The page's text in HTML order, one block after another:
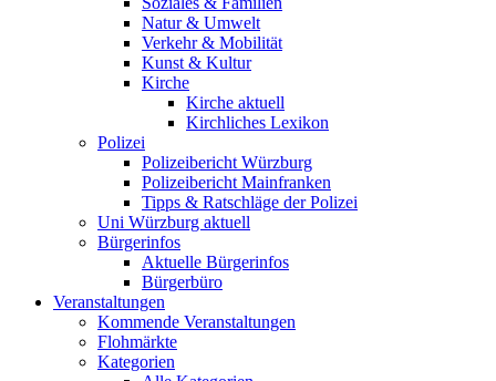
Natur & Umwelt
Verkehr & Mobilität
Kunst & Kultur
Kirche
Kirche aktuell
Kirchliches Lexikon
Polizei
Polizeibericht Würzburg
Polizeibericht Mainfranken
Tipps & Ratschläge der Polizei
Uni Würzburg aktuell
Bürgerinfos
Aktuelle Bürgerinfos
Bürgerbüro
Veranstaltungen
Kommende Veranstaltungen
Flohmärkte
Kategorien